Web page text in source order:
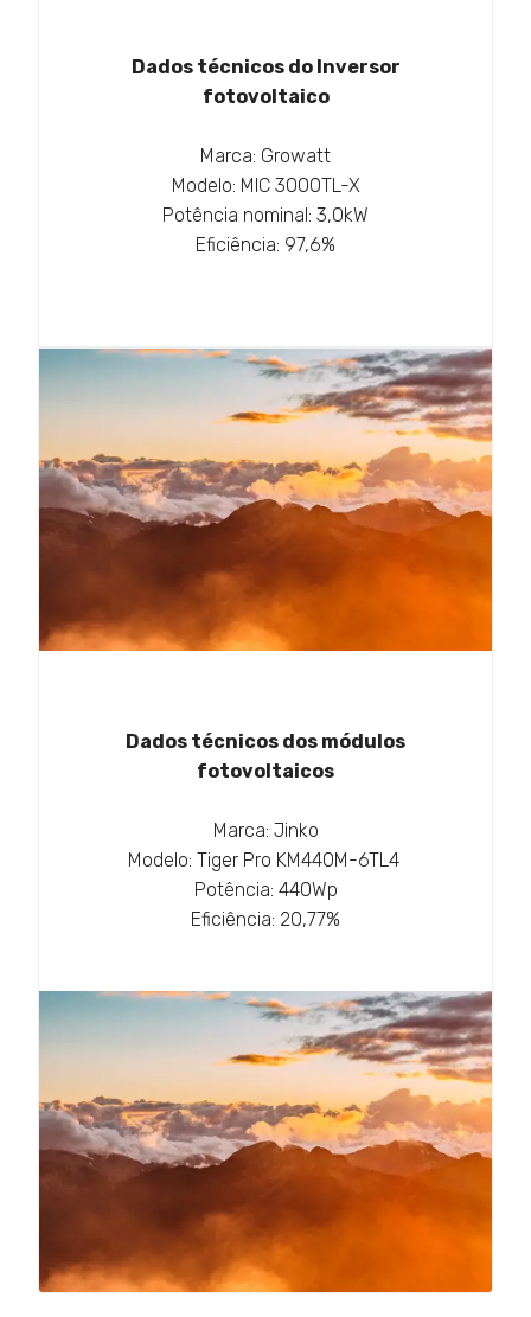
Dados técnicos do Inversor
fotovoltaico
Marca: Growatt
Modelo: MIC 3000TL-X
Potência nominal: 3,0kW
Eficiência: 97,6%
Dados técnicos dos módulos
fotovoltaicos
Marca: Jinko
Modelo: Tiger Pro KM440M-6TL4
Potência: 440Wp
Eficiência: 20,77%